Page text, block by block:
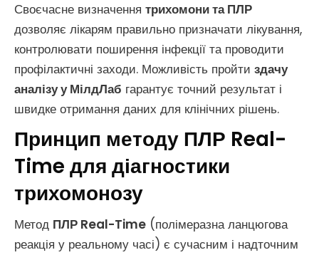
Своєчасне визначення трихомони та ПЛР
дозволяє лікарям правильно призначати лікування,
контролювати поширення інфекції та проводити
профілактичні заходи. Можливість пройти здачу
аналізу у МілдЛаб гарантує точний результат і
швидке отримання даних для клінічних рішень.
Принцип методу ПЛР Real-
Time для діагностики
трихомонозу
Метод ПЛР Real-Time (полімеразна ланцюгова
реакція у реальному часі) є сучасним і надточним